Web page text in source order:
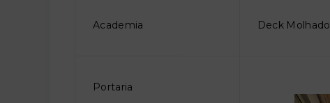
Academia Deck Molhado
Portaria